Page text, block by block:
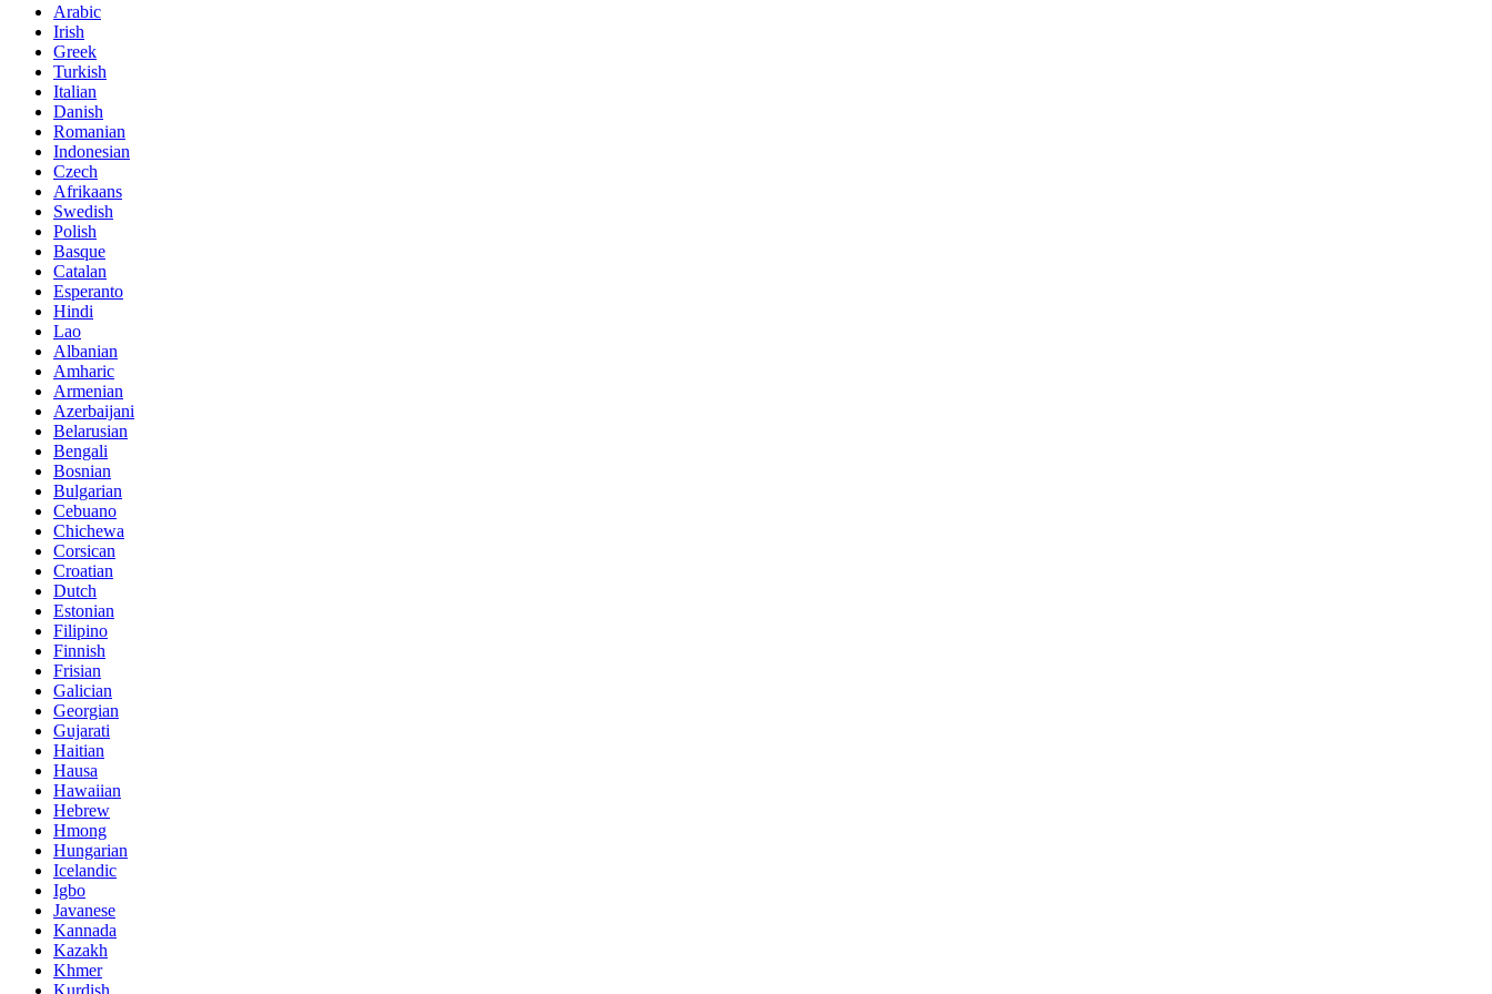
Arabic
Irish
Greek
Turkish
Italian
Danish
Romanian
Indonesian
Czech
Afrikaans
Swedish
Polish
Basque
Catalan
Esperanto
Hindi
Lao
Albanian
Amharic
Armenian
Azerbaijani
Belarusian
Bengali
Bosnian
Bulgarian
Cebuano
Chichewa
Corsican
Croatian
Dutch
Estonian
Filipino
Finnish
Frisian
Galician
Georgian
Gujarati
Haitian
Hausa
Hawaiian
Hebrew
Hmong
Hungarian
Icelandic
Igbo
Javanese
Kannada
Kazakh
Khmer
Kurdish